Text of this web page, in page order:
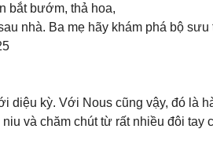
bắt bướm, thả hoa,
nhà. Ba mẹ hãy khám phá bộ sưu
diệu kỳ. Với Nous cũng vậy, đó là
và chăm chút từ rất nhiều đôi tay